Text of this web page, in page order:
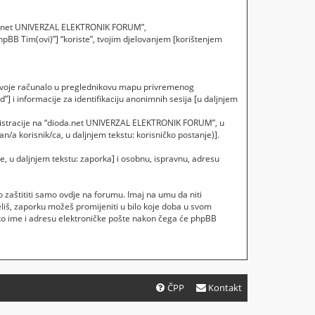
UNIVERZAL ELEKTRONIK FORUM”,
Tim(ovi)”] “koriste”, tvojim djelovanjem [korištenjem
računalo u preglednikovu mapu privremenog
i informacije za identifikaciju anonimnih sesija [u daljnjem
na “dioda.net UNIVERZAL ELEKTRONIK FORUM”, u
a korisnik/ca, u daljnjem tekstu: korisničko postanje)].
u daljnjem tekstu: zaporka] i osobnu, ispravnu, adresu
samo ovdje na forumu. Imaj na umu da niti
zaporku možeš promijeniti u bilo koje doba u svom
ime i adresu elektroničke pošte nakon čega će phpBB
Kontakt
ČPP